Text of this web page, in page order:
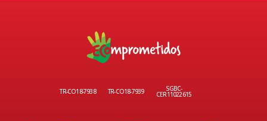
TR-CO18-7938 TR-CO18-7939 SGBC-
CER11022615